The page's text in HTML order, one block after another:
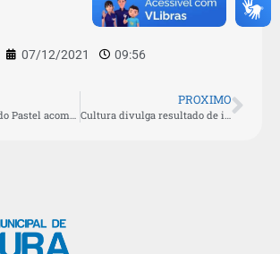
07/12/2021 09:56
PROXIMO